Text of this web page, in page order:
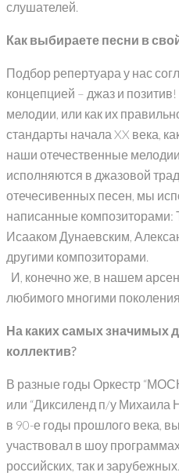
слушателей.
Как выбираете песни в
Подбор репертуара у нас
концепцией – джаз и
мелодии, или как их
стандарты начала XX века,
наши отечественные
исполняются в джазовой
отечесивенных песен, мы
написанные
Исааком Дунаевским,
другими композиторами.
И, конечно же, в нашем
любимого многими
На каких самых значимых
коллектив?
В разные годы Оркестр
или “Диксиленд п/у Михаила
в 90-е годы прошлого века,
участвовал в шоу
российских, так и